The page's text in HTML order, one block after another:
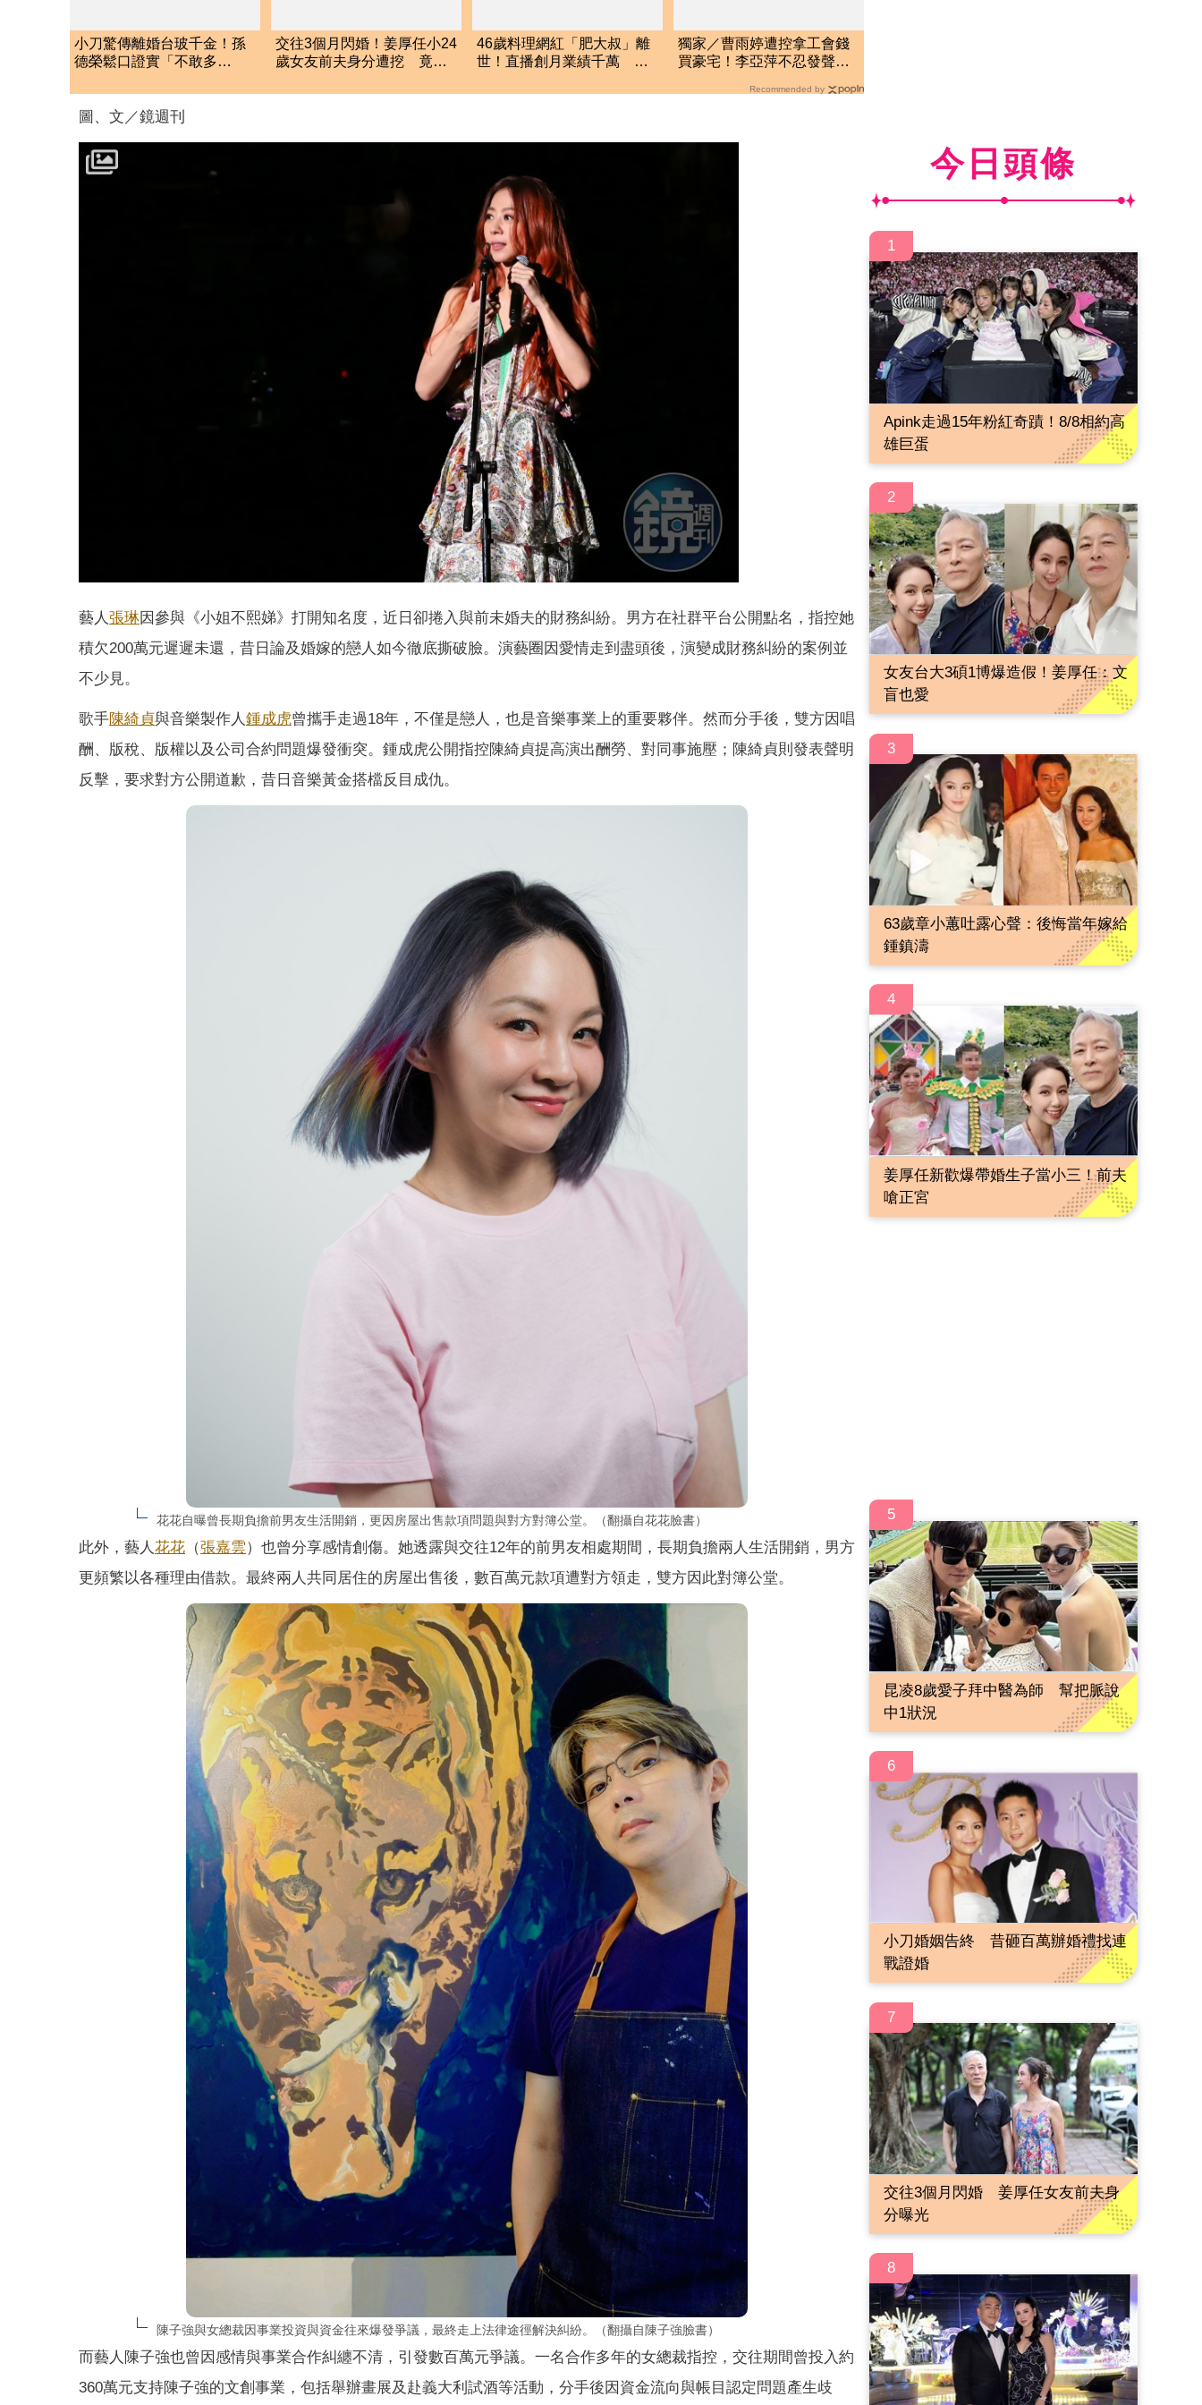
小刀驚傳離婚台玻千金！孫
德榮鬆口證實「不敢多
交往3個月閃婚！姜厚任小24
歲女友前夫身分遭挖 竟是
46歲料理網紅「肥大叔」離
世！直播創月業績千萬 生
獨家／曹雨婷遭控拿工會錢
買豪宅！李亞萍不忍發聲：
Recommended by
圖、文／鏡週刊
藝人 張琳因參與《小姐不熙娣》打開知名度，近日卻捲入與前未婚夫的財務糾紛。男方在社群平台公開點名，指控她
積欠200萬元遲遲未還，昔日論及婚嫁的戀人如今徹底撕破臉。演藝圈因愛情走到盡頭後，演變成財務糾紛的案例並
不少見。
歌手陳綺貞與音樂製作人 鍾成虎曾攜手走過18年，不僅是戀人，也是音樂事業上的重要夥伴。然而分手後，雙方因唱
酬、版稅、版權以及公司合約問題爆發衝突。鍾成虎公開指控陳綺貞提高演出酬勞、對同事施壓；陳綺貞則發表聲明
反擊，要求對方公開道歉，昔日音樂黃金搭檔反目成仇。
花花自曝曾長期負擔前男友生活開銷，更因房屋出售款項問題與對方對簿公堂。（翻攝自花花臉書）
此外，藝人花花 （張嘉雲）也曾分享感情創傷。她透露與交往12年的前男友相處期間，長期負擔兩人生活開銷，男方
更頻繁以各種理由借款。最終兩人共同居住的房屋出售後，數百萬元款項遭對方領走，雙方因此對簿公堂。
陳子強與女總裁因事業投資與資金往來爆發爭議，最終走上法律途徑解決糾紛。（翻攝自陳子強臉書）
而藝人陳子強也曾因感情與事業合作糾纏不清，引發數百萬元爭議。一名合作多年的女總裁指控，交往期間曾投入約
360萬元支持陳子強的文創事業，包括舉辦畫展及赴義大利試酒等活動，分手後因資金流向與帳目認定問題產生歧
今日頭條
1
Apink走過15年粉紅奇蹟！8/8相約高
雄巨蛋
2
女友台大3碩1博爆造假！姜厚任：文
盲也愛
3
63歲章小蕙吐露心聲：後悔當年嫁給
鍾鎮濤
4
姜厚任新歡爆帶婚生子當小三！前夫
嗆正宮
5
昆凌8歲愛子拜中醫為師 幫把脈說
中1狀況
6
小刀婚姻告終 昔砸百萬辦婚禮找連
戰證婚
7
交往3個月閃婚 姜厚任女友前夫身
分曝光
8